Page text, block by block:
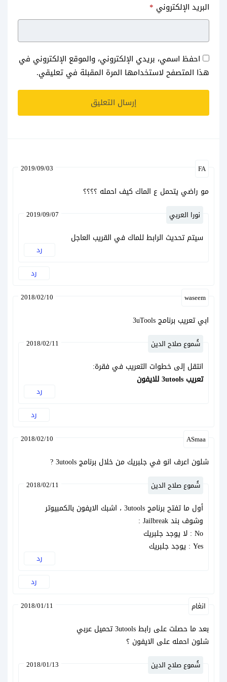
البريد الإلكتروني *
احفظ اسمي، بريدي الإلكتروني، والموقع الإلكتروني في
هذا المتصفح لاستخدامها المرة المقبلة في تعليقي.
FA
2019/09/03
مو راضي يتحمل ع الماك كيف احمله ؟؟؟؟
رد
نورا العربي 2019/09/07
سيتم تحديث الرابط للماك في القريب العاجل
رد
waseem
2018/02/10
ابي تعريب برنامج 3uTools
رد
شُموع صلاح الدين 2018/02/11
انتقل إلى خطوات التعريب في فقرة:
تعريب 3utools للايفون
رد
ASmaa
2018/02/10
شلون اعرف انو في جلبريك من خلال برنامج 3utools ?
رد
شُموع صلاح الدين 2018/02/11
أول ما تفتح برنامج 3utools ، اشبك الايفون بالكمبيوتر
وشوف بند Jailbreak :
No : لا يوجد جلبريك
Yes : يوجد جلبريك
رد
انغام 2018/01/11
بعد ما حصلت على رابط 3utools تحميل عربي
شلون احمله على الايفون ؟
شُموع صلاح الدين 2018/01/13